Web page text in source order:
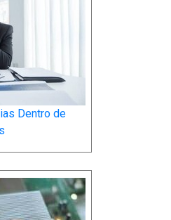
Dentro de